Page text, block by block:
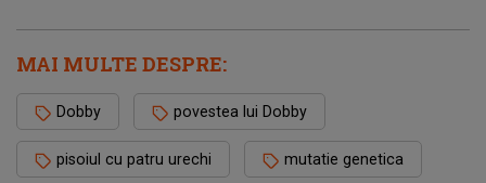
MAI MULTE DESPRE:
Dobby povestea lui Dobby
pisoiul cu patru urechi mutatie genetica